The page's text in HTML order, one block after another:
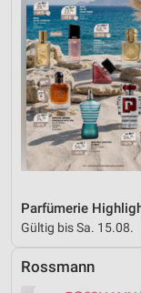
Parfümerie
Gültig bis Sa. 15.08.
Rossmann